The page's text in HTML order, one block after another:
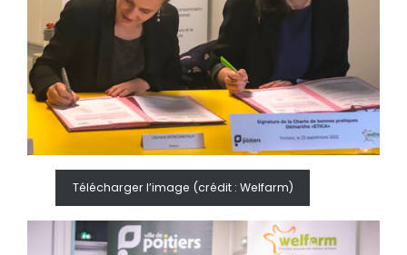
Télécharger l’image (crédit : Welfarm)